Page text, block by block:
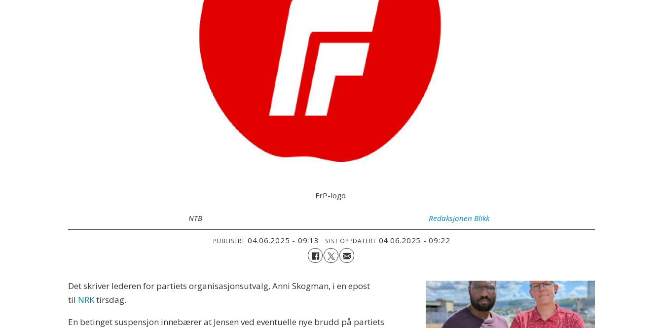
FrP-logo
NTB Redaksjonen Blikk
PUBLISERT 04.06.2025 - 09:13 SIST OPPDATERT 04.06.2025 - 09:22
Det skriver lederen for partiets organisasjonsutvalg, Anni Skogman, i en epost
til NRKtirsdag.
En betinget suspensjon innebærer at Jensen ved eventuelle nye brudd på partiets